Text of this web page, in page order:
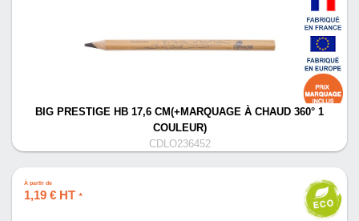
BIG PRESTIGE HB 17,6 CM(+MARQUAGE À CHAUD 360° 1
COULEUR)
CDLO236452
À partir de
1,19 € HT *